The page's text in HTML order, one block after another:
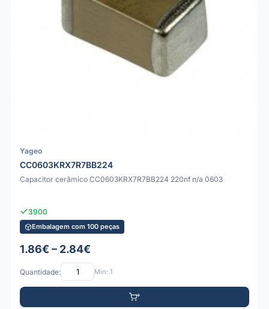
Yageo
CC0603KRX7R7BB224
Capacitor cerâmico CC0603KRX7R7BB224 220nf n/a 0603
3900
Embalagem com 100 peças
1.86€ – 2.84€
Quantidade: Mín: 1